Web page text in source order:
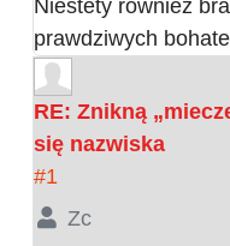
Niestety również
prawdziwych
RE: Znikną
się nazwiska
#1
Zc